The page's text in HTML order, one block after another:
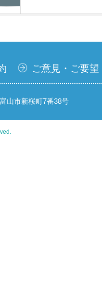
ご意見・ご要望
山市新桜町7番38号